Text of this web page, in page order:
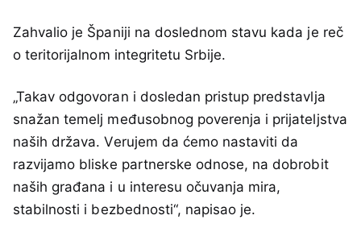
Zahvalio je Španiji na doslednom stavu kada je reč
o teritorijalnom integritetu Srbije.
„Takav odgovoran i dosledan pristup predstavlja
snažan temelj međusobnog poverenja i prijateljstva
naših država. Verujem da ćemo nastaviti da
razvijamo bliske partnerske odnose, na dobrobit
naših građana i u interesu očuvanja mira,
stabilnosti i bezbednosti“, napisao je.